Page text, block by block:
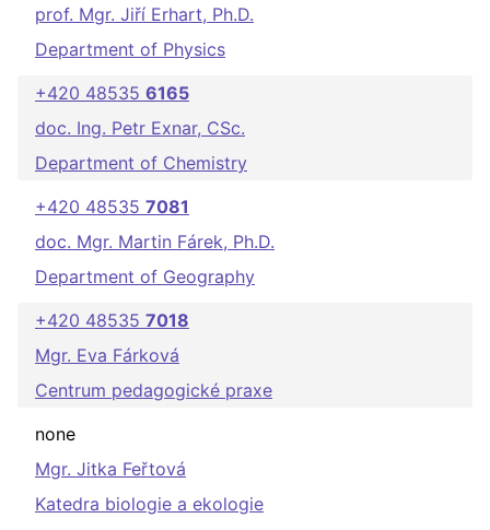
prof. Mgr. Jiří Erhart, Ph.D.
Department of Physics
+420 48535 6165
doc. Ing. Petr Exnar, CSc.
Department of Chemistry
+420 48535 7081
doc. Mgr. Martin Fárek, Ph.D.
Department of Geography
+420 48535 7018
Mgr. Eva Fárková
Centrum pedagogické praxe
none
Mgr. Jitka Feřtová
Katedra biologie a ekologie